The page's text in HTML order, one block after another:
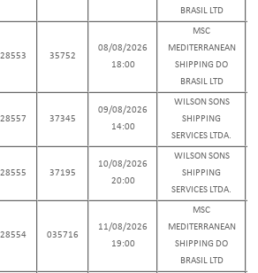
BRASIL LTD
28553 35752
08/08/2026
18:00
MSC
MEDITERRANEAN
SHIPPING DO
BRASIL LTD
28557 37345
09/08/2026
14:00
WILSON SONS
SHIPPING
SERVICES LTDA.
28555 37195
10/08/2026
20:00
WILSON SONS
SHIPPING
SERVICES LTDA.
28554 035716
11/08/2026
19:00
MSC
MEDITERRANEAN
SHIPPING DO
BRASIL LTD